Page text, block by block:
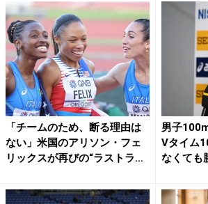
「チームのため、断る理由は
ない」米国のアリソン・フェ
リックスが再びの“ラストラ
男子
Vタイム
なくても